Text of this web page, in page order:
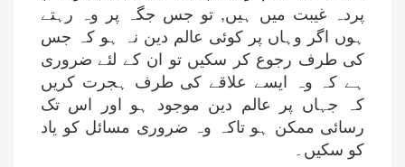
پردہ غیبت میں ہیں, تو جس جگہ پر وہ رہتے
ہوں اگر وہاں پر کوئی عالم دین نہ ہو کہ جس
کی طرف رجوع کر سکیں تو ان کے لئے ضروری
ہے کہ وہ ایسے علاقے کی طرف ہجرت کریں
کہ جہاں پر عالم دین موجود ہو اور اس تک
رسائی ممکن ہو تاکہ وہ ضروری مسائل کو یاد
کو سکیں۔